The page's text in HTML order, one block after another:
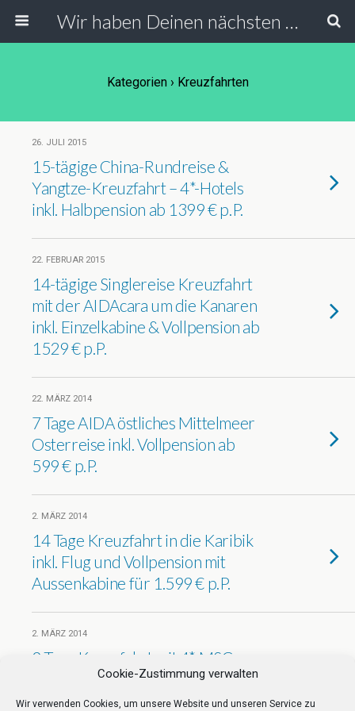
Cookie-Zustimmung verwalten
Wir verwenden Cookies, um unsere Website und unseren Service zu
Wir haben Deinen nächsten Urlaub
Kategorien › Kreuzfahrten
26. JULI 2015
15-tägige China-Rundreise &
Yangtze-Kreuzfahrt – 4*-Hotels
inkl. Halbpension ab 1399 € p.P.
22. FEBRUAR 2015
14-tägige Singlereise Kreuzfahrt
mit der AIDAcara um die Kanaren
inkl. Einzelkabine & Vollpension ab
1529 € p.P.
22. MÄRZ 2014
7 Tage AIDA östliches Mittelmeer
Osterreise inkl. Vollpension ab
599 € p.P.
2. MÄRZ 2014
14 Tage Kreuzfahrt in die Karibik
inkl. Flug und Vollpension mit
Aussenkabine für 1.599 € p.P.
2. MÄRZ 2014
9 Tage Kreuzfahrt mit 4* MSC
Lirica in Aussenkabine durch
Orient und Emirate inkl. Flug und